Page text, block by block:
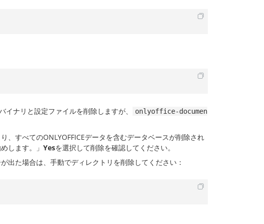
イナリと設定ファイルを削除しますが、
onlyoffice-documen
、すべてのONLYOFFICEデータを含むデータベースが削除され
します。」 Yesを選択して削除を確認してください。
出た場合は、手動でディレクトリを削除してください：